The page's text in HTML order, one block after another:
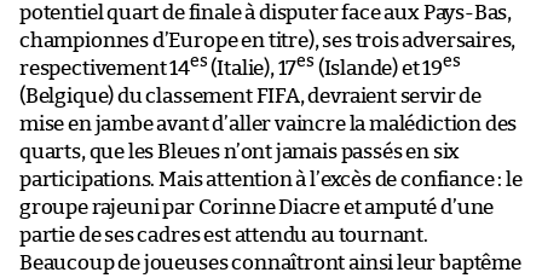
potentiel quart de finale à disputer face aux Pays-Bas,
championnes d’Europe en titre), ses trois adversaires,
respectivement 14es (Italie), 17es (Islande) et 19es
(Belgique) du classement FIFA, devraient servir de
mise en jambe avant d’aller vaincre la malédiction des
quarts, que les Bleues n’ont jamais passés en six
participations. Mais attention à l’excès de confiance : le
groupe rajeuni par Corinne Diacre et amputé d’une
partie de ses cadres est attendu au tournant.
Beaucoup de joueuses connaîtront ainsi leur baptême